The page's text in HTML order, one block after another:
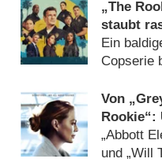
„The
staubt
neunte
Ein
Copserie
Von
Rookie“:
Trailer
„Abbott
und „Will